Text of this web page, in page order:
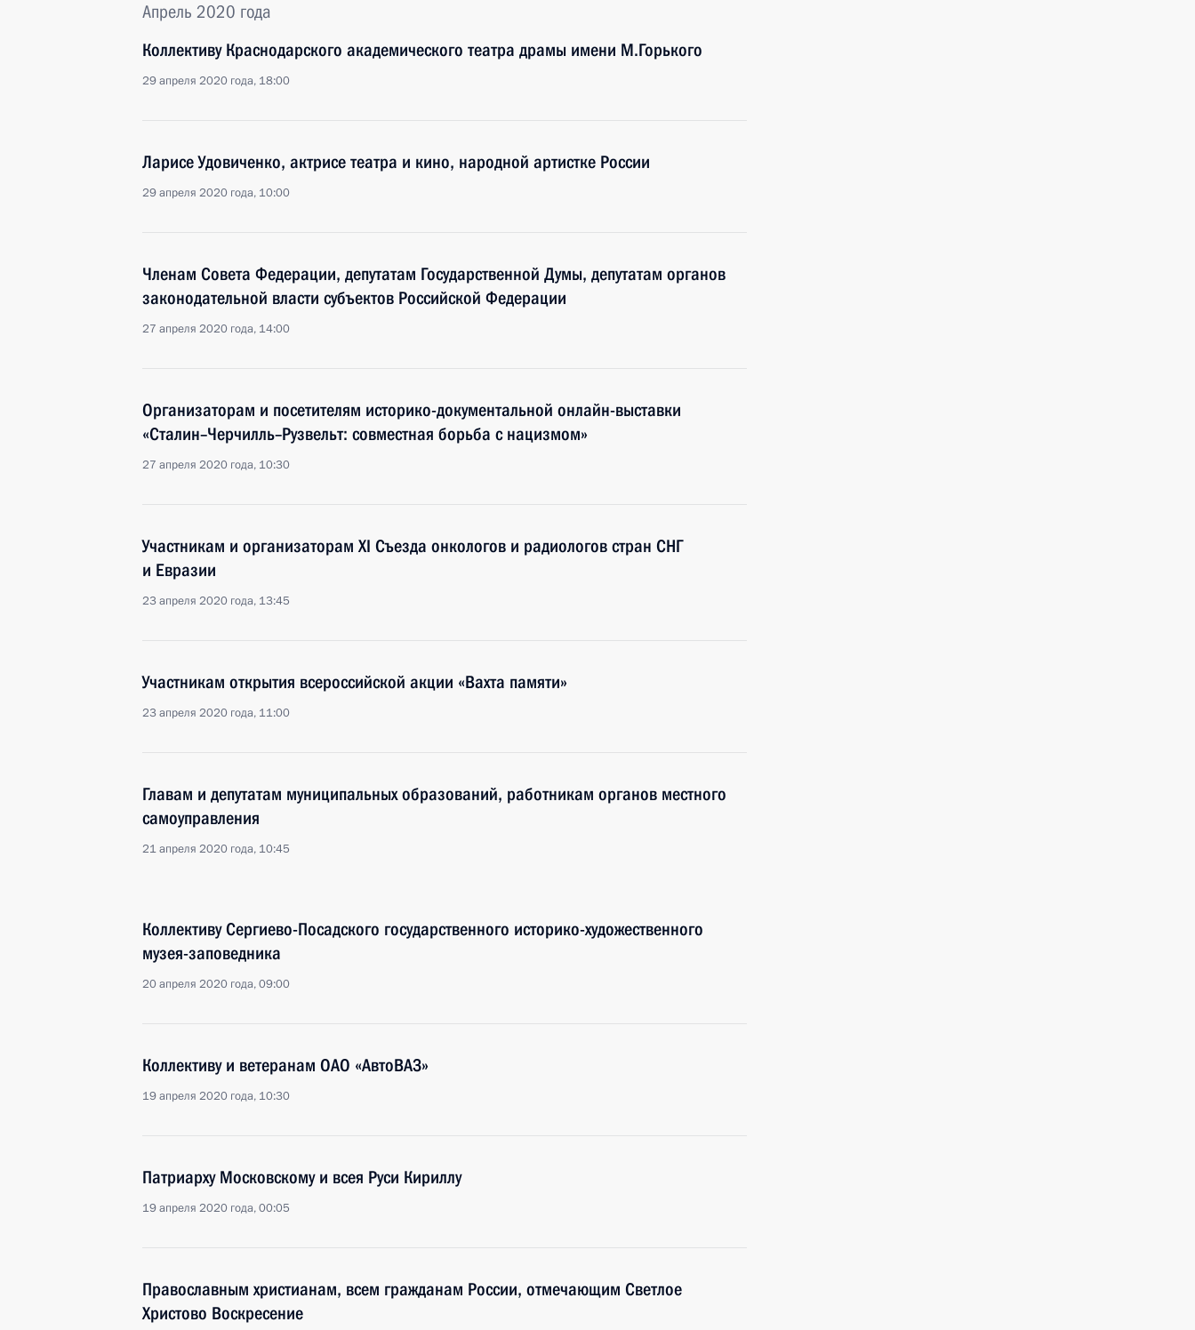
Апрель 2020 года
Коллективу Краснодарского академического театра драмы имени М.Горького
29 апреля 2020 года, 18:00
Ларисе Удовиченко, актрисе театра и кино, народной артистке России
29 апреля 2020 года, 10:00
Членам Совета Федерации, депутатам Государственной Думы, депутатам органов
законодательной власти субъектов Российской Федерации
27 апреля 2020 года, 14:00
Организаторам и посетителям историко-документальной онлайн-выставки
«Сталин–Черчилль–Рузвельт: совместная борьба с нацизмом»
27 апреля 2020 года, 10:30
Участникам и организаторам XI Съезда онкологов и радиологов стран СНГ
и Евразии
23 апреля 2020 года, 13:45
Участникам открытия всероссийской акции «Вахта памяти»
23 апреля 2020 года, 11:00
Главам и депутатам муниципальных образований, работникам органов местного
самоуправления
21 апреля 2020 года, 10:45
Коллективу Сергиево-Посадского государственного историко-художественного
музея-заповедника
20 апреля 2020 года, 09:00
Коллективу и ветеранам ОАО «АвтоВАЗ»
19 апреля 2020 года, 10:30
Патриарху Московскому и всея Руси Кириллу
19 апреля 2020 года, 00:05
Православным христианам, всем гражданам России, отмечающим Светлое
Христово Воскресение